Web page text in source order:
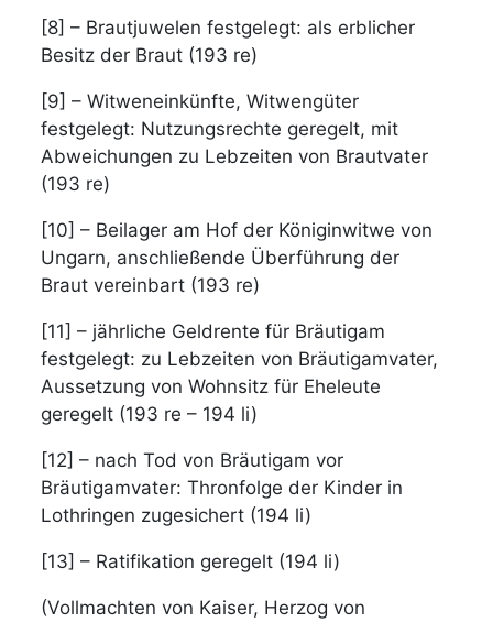
[8] – Brautjuwelen festgelegt: als erblicher
Besitz der Braut (193 re)
[9] – Witweneinkünfte, Witwengüter
festgelegt: Nutzungsrechte geregelt, mit
Abweichungen zu Lebzeiten von Brautvater
(193 re)
[10] – Beilager am Hof der Königinwitwe von
Ungarn, anschließende Überführung der
Braut vereinbart (193 re)
[11] – jährliche Geldrente für Bräutigam
festgelegt: zu Lebzeiten von Bräutigamvater,
Aussetzung von Wohnsitz für Eheleute
geregelt (193 re – 194 li)
[12] – nach Tod von Bräutigam vor
Bräutigamvater: Thronfolge der Kinder in
Lothringen zugesichert (194 li)
[13] – Ratifikation geregelt (194 li)
(Vollmachten von Kaiser, Herzog von